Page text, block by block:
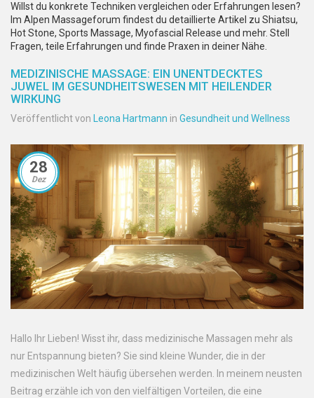
Willst du konkrete Techniken vergleichen oder Erfahrungen lesen?
Im Alpen Massageforum findest du detaillierte Artikel zu Shiatsu,
Hot Stone, Sports Massage, Myofascial Release und mehr. Stell
Fragen, teile Erfahrungen und finde Praxen in deiner Nähe.
MEDIZINISCHE MASSAGE: EIN UNENTDECKTES
JUWEL IM GESUNDHEITSWESEN MIT HEILENDER
WIRKUNG
Veröffentlicht von Leona Hartmann in Gesundheit und Wellness
28
Dez
Hallo Ihr Lieben! Wisst ihr, dass medizinische Massagen mehr als
nur Entspannung bieten? Sie sind kleine Wunder, die in der
medizinischen Welt häufig übersehen werden. In meinem neusten
Beitrag erzähle ich von den vielfältigen Vorteilen, die eine